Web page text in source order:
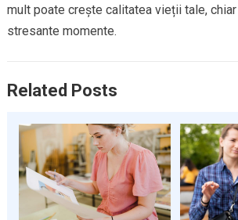
mult poate crește calitatea vieții tale,
stresante momente.
Related Posts